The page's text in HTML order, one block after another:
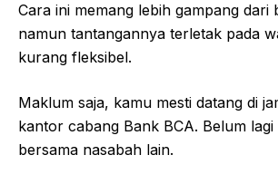
Cara ini memang lebih gampang dari
namun tantangannya terletak pada
kurang fleksibel.
Maklum saja, kamu mesti datang di
kantor cabang Bank BCA. Belum
bersama nasabah lain.